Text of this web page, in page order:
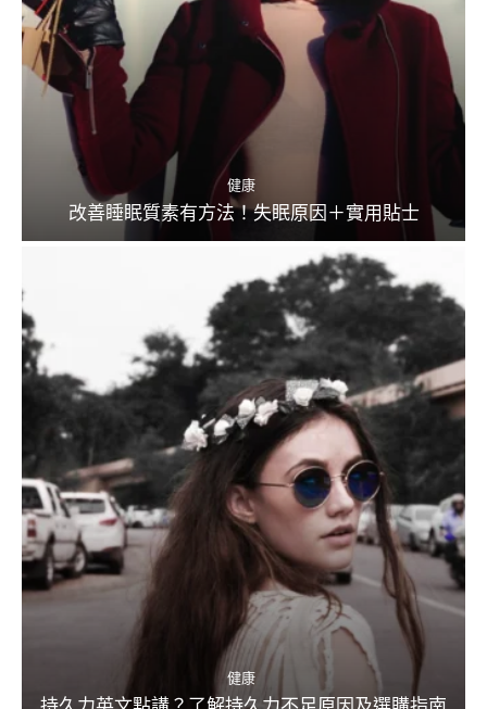
健康
改善睡眠質素有方法！失眠原因＋實用貼士
健康